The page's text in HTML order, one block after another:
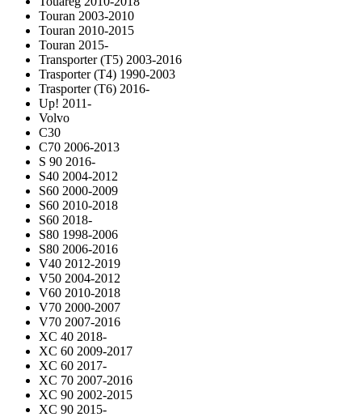
Touran 2003-2010
Touran 2010-2015
Touran 2015-
Transporter (T5) 2003-2016
Trasporter (T4) 1990-2003
Trasporter (T6) 2016-
Up! 2011-
Volvo
C30
C70 2006-2013
S 90 2016-
S40 2004-2012
S60 2000-2009
S60 2010-2018
S60 2018-
S80 1998-2006
S80 2006-2016
V40 2012-2019
V50 2004-2012
V60 2010-2018
V70 2000-2007
V70 2007-2016
XC 40 2018-
XC 60 2009-2017
XC 60 2017-
XC 70 2007-2016
XC 90 2002-2015
XC 90 2015-